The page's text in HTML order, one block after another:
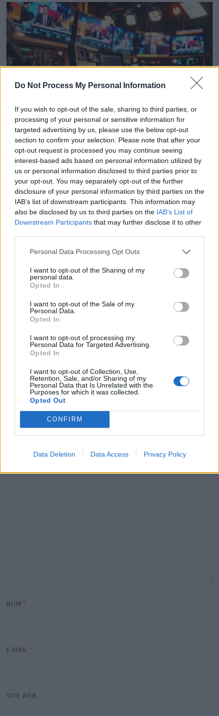
Do Not Process My Personal Information
If you wish to opt-out of the sale, sharing to third parties, or
processing of your personal or sensitive information for
targeted advertising by us, please use the below opt-out
section to confirm your selection. Please note that after your
opt-out request is processed you may continue seeing
interest-based ads based on personal information utilized by
us or personal information disclosed to third parties prior to
your opt-out. You may separately opt-out of the further
disclosure of your personal information by third parties on the
IAB’s list of downstream participants. This information may
also be disclosed by us to third parties on the IAB’s List of
Downstream Participants that may further disclose it to other
Personal Data Processing Opt Outs
I want to opt-out of the Sharing of my
personal data.
Opted In
I want to opt-out of the Sale of my
Personal Data.
Opted In
I want to opt-out of processing my
Personal Data for Targeted Advertising.
Opted In
I want to opt-out of Collection, Use,
Retention, Sale, and/or Sharing of my
Personal Data that Is Unrelated with the
Purposes for which it was collected.
Opted Out
CONFIRM
Data Deletion Data Access Privacy Policy
Cyril Hanouna vs Léa Salamé : le clash qui secoue la
télé
5 juin 2026
surprenant et audacieux
28 janvier 2026
Laisser un commentaire
Votre adresse e-mail ne sera pas publiée.
obligatoires sont indiqués avec*
NOM *
E-MAIL *
SITE WEB